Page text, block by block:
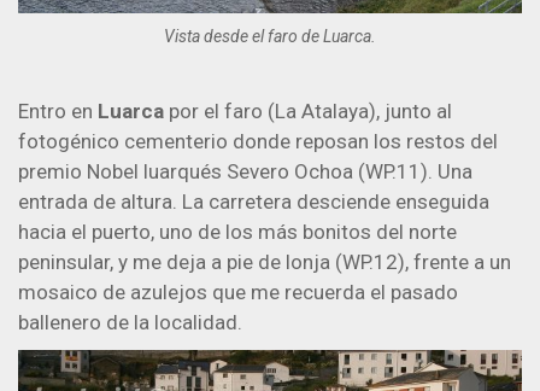
Vista desde el faro de Luarca.
Entro en Luarca por el faro (La Atalaya), junto al
fotogénico cementerio donde reposan los restos del
premio Nobel luarqués Severo Ochoa (WP.11). Una
entrada de altura. La carretera desciende enseguida
hacia el puerto, uno de los más bonitos del norte
peninsular, y me deja a pie de lonja (WP.12), frente a un
mosaico de azulejos que me recuerda el pasado
ballenero de la localidad.